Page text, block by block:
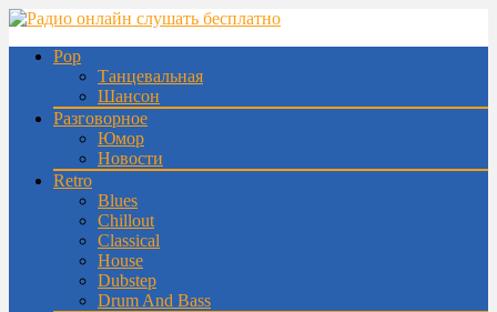
Pop
Танцевальная
Шансон
Разговорное
Юмор
Новости
Retro
Blues
Chillout
Classical
House
Dubstep
Drum And Bass